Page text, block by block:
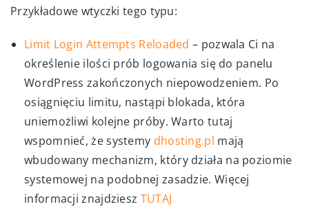
Przykładowe wtyczki tego typu:
Limit Login Attempts Reloaded – pozwala Ci na
określenie ilości prób logowania się do panelu
WordPress zakończonych niepowodzeniem. Po
osiągnięciu limitu, nastąpi blokada, która
uniemożliwi kolejne próby. Warto tutaj
wspomnieć, że systemy dhosting.pl mają
wbudowany mechanizm, który działa na poziomie
systemowej na podobnej zasadzie. Więcej
informacji znajdziesz TUTAJ